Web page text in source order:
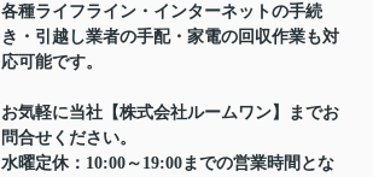
各種ライフライン・インターネットの手続
き・引越し業者の手配・家電の回収作業も対
応可能です。
お気軽に当社【株式会社ルームワン】までお
問合せください。
水曜定休：10:00～19:00までの営業時間とな